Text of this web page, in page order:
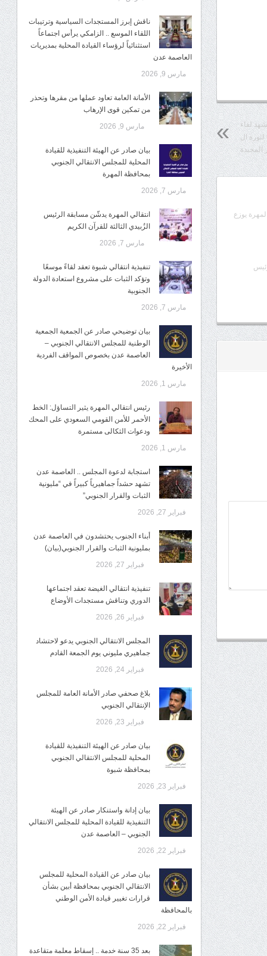
لقاء
تشاوري نسوي بالتزامن مع الذكرى ال 60 لثورة ال
يوزع
ناقش إبرز المستجدات السياسية وترتيبات
اللقاء الموسع .. الزامكي يرأس اجتماعاً
استثنائياً لرؤساء القيادة المحلية بمديريات
العاصمة عدن
مارس 9, 2026
الأمانة العامة تعاود عملها من مقرها وتحذر
من تمكين قوى الإرهاب
مارس 9, 2026
بيان صادر عن الهيئة التنفيذية للقيادة
المحلية للمجلس الانتقالي الجنوبي
بمحافظة المهرة
مارس 7, 2026
انتقالي المهرة يدشّن مسابقة الرئيس
الزُبيدي الثالثة للقرآن الكريم
مارس 7, 2026
تنفيذية انتقالي شبوة تعقد لقاءً موسعًا
وتؤكد الثبات على مشروع استعادة الدولة
الجنوبية
مارس 7, 2026
بيان توضيحي صادر عن الجمعية الجمعية
الوطنية للمجلس الانتقالي الجنوبي –
العاصمة عدن بخصوص المواقف الفردية
الأخيرة
مارس 1, 2026
رئيس انتقالي المهرة يثير التساؤل: الخط
الأحمر للأمن القومي السعودي على المحك
ودعوات الثكالى مستمرة
مارس 1, 2026
استجابة لدعوة المجلس .. العاصمة عدن
تشهد حشداً جماهيرياً كبيراً في “مليونية
الثبات والقرار الجنوبي”
فبراير 27, 2026
أبناء الجنوب يحتشدون في العاصمة عدن
بمليونية الثبات والقرار الجنوبي(بيان)
فبراير 27, 2026
تنفيذية انتقالي الغيضة تعقد اجتماعها
الدوري وتناقش مستجدات الأوضاع
فبراير 26, 2026
المجلس الانتقالي الجنوبي يدعو لاحتشاد
جماهيري مليوني يوم الجمعة القادم
فبراير 24, 2026
بلاغ صحفي صادر الأمانة العامة للمجلس
الإنتقالي الجنوبي
فبراير 23, 2026
بيان صادر عن الهيئة التنفيذية للقيادة
المحلية للمجلس الانتقالي الجنوبي
بمحافظة شبوة
فبراير 23, 2026
بيان إدانة واستنكار صادر عن الهيئة
التنفيذية للقيادة المحلية للمجلس الانتقالي
الجنوبي – العاصمة عدن
فبراير 22, 2026
بيان صادر عن القيادة المحلية للمجلس
الانتقالي الجنوبي بمحافظة أبين بشأن
قرارات تغيير قيادة الأمن الوطني
بالمحافظة
فبراير 22, 2026
بعد 35 سنة خدمة .. إسقاط معلمة متقاعدة